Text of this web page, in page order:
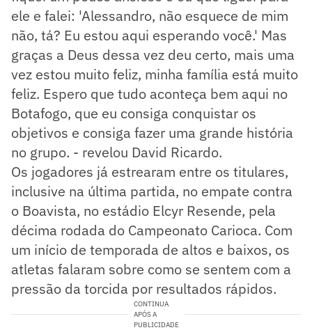
ele e falei: 'Alessandro, não esquece de mim
não, tá? Eu estou aqui esperando você.' Mas
graças a Deus dessa vez deu certo, mais uma
vez estou muito feliz, minha família está muito
feliz. Espero que tudo aconteça bem aqui no
Botafogo, que eu consiga conquistar os
objetivos e consiga fazer uma grande história
no grupo. - revelou David Ricardo.
Os jogadores já estrearam entre os titulares,
inclusive na última partida, no empate contra
o Boavista, no estádio Elcyr Resende, pela
décima rodada do Campeonato Carioca. Com
um início de temporada de altos e baixos, os
atletas falaram sobre como se sentem com a
pressão da torcida por resultados rápidos.
CONTINUA
APÓS A
PUBLICIDADE